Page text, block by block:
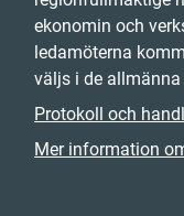
ekonomin och
ledamöterna
väljs i de
Protokoll och
Mer information